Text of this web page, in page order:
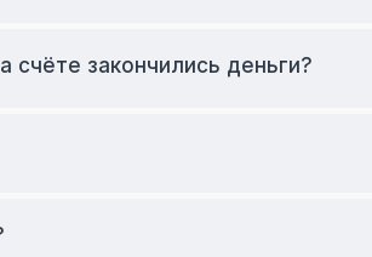
счёте закончились деньги?